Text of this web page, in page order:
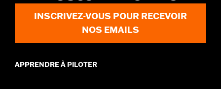
INSCRIVEZ-VOUS POUR RECEVOIR
NOS EMAILS
APPRENDRE À PILOTER